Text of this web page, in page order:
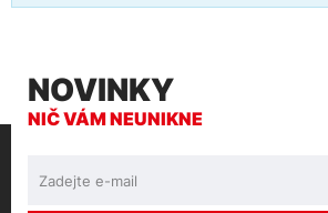
NOVINKY
NIČ VÁM NEUNIKNE